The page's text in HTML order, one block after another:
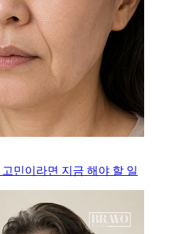
민이라면 지금 해야 할 일